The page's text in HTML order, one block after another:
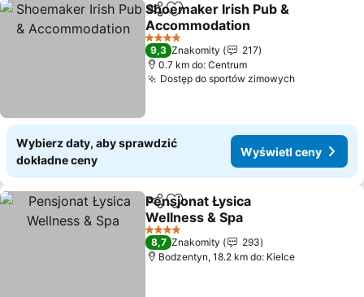
Udostępnij
Dodaj do ulubionych
Shoemaker Irish Pub &
Accommodation
Wyświetl ceny
4 Kategoria
9,3 Znakomity
217
0.7 km do: Centrum
Dostęp do sportów zimowychWyświetl
Wybierz daty, aby sprawdzić
dokładne ceny
Wyświetl ceny
Udostępnij
Dodaj do ulubionych
Pensjonat Łysica
Wellness & Spa
Wyświetl ceny
4 Kategoria
8,7 Znakomity
293
Bodzentyn, 18.2 km do: Kielce